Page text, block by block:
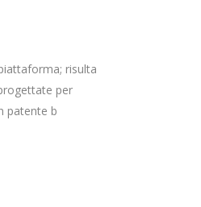
risulta
per
patente b